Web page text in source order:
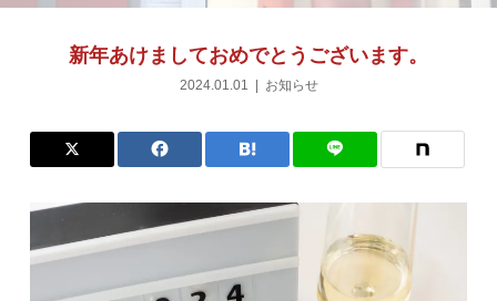
新年あけましておめでとうございます。
2024.01.01 お知らせ